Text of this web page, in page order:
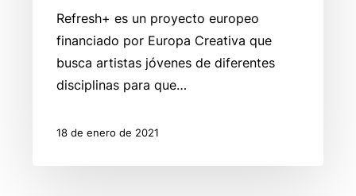
Refresh+ es un proyecto europeo
financiado por Europa Creativa que
busca artistas jóvenes de diferentes
disciplinas para que…
18 de enero de 2021